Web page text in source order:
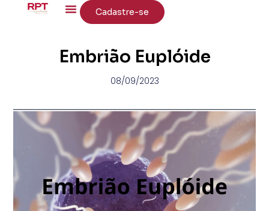
Cadastre-se
Embrião Euplóide
08/09/2023